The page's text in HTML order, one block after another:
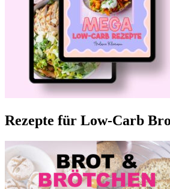
Rezepte für Low-Carb